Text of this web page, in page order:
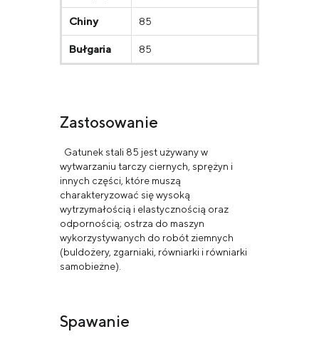
Chiny 85
Bułgaria 85
Zastosowanie
Gatunek stali 85 jest używany w
wytwarzaniu tarczy ciernych, sprężyn i
innych części, które muszą
charakteryzować się wysoką
wytrzymałością i elastycznością oraz
odpornością; ostrza do maszyn
wykorzystywanych do robót ziemnych
(buldożery, zgarniaki, równiarki i równiarki
samobieżne).
Spawanie